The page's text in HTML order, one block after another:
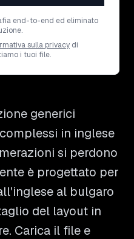
end-to-end ed eliminato
sulla privacy di
i tuoi file.
generici
in inglese
si perdono
è progettato per
al bulgaro
del layout in
Carica il file e